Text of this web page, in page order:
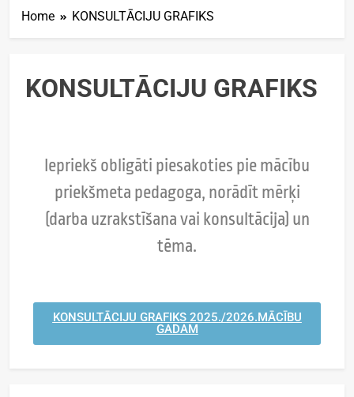
Home KONSULTĀCIJU GRAFIKS
KONSULTĀCIJU GRAFIKS
Iepriekš obligāti piesakoties pie mācību
priekšmeta pedagoga, norādīt mērķi
(darba uzrakstīšana vai konsultācija) un
tēma.
KONSULTĀCIJU GRAFIKS 2025./2026.MĀCĪBU
GADAM